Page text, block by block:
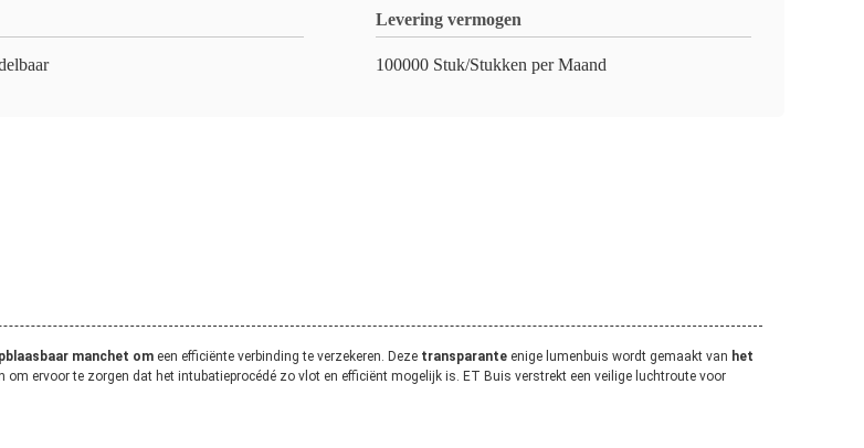
Levering vermogen
100000 Stuk/Stukken per Maand
manchet om een efficiënte verbinding te verzekeren. Deze transparante enige lumenbuis wordt gemaakt van het
om ervoor te zorgen dat het intubatieprocédé zo vlot en efficiënt mogelijk is. ET Buis verstrekt een veilige luchtroute voor